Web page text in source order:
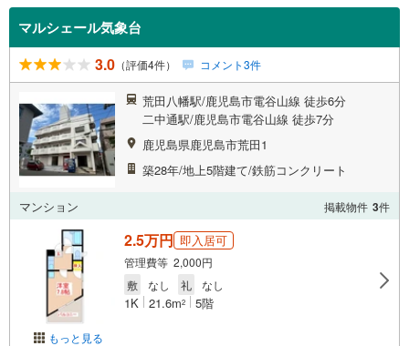
マルシェール気象台
3.0 （評価4件） コメント3件
荒田八幡駅/鹿児島市電谷山線 徒歩6分
二中通駅/鹿児島市電谷山線 徒歩7分
鹿児島県鹿児島市荒田1
築28年/地上5階建て/鉄筋コンクリート
マンション 掲載物件 3件
もっと見る
2.5万円 即入居可
管理費等 2,000円
敷
なし 礼 なし
1K 21.6m2 5階